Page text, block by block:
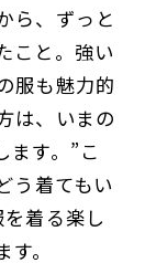
ら、ずっと
こと。強い
服も魅力的
は、いまの
ます。”こ
う着てもい
着る楽し
。